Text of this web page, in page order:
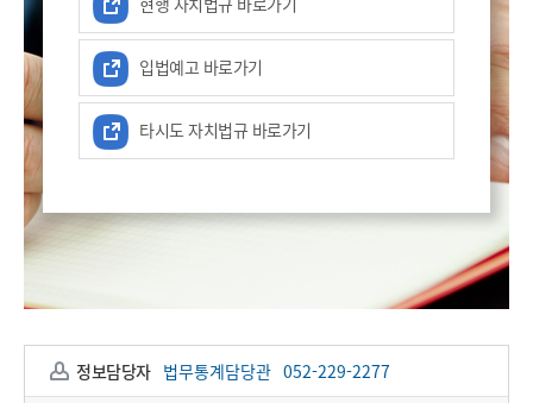
입법예고 바로가기
타시도 자치법규 바로가기
정보담당자 법무통계담당관 052-229-2277